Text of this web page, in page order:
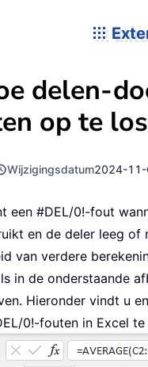
delen-
op te
Wijzigingsdatum2024-
een #DEL/0!-fout
en de deler leeg of
van verdere
in de onderstaande
Hieronder vindt u
0!-fouten in Excel